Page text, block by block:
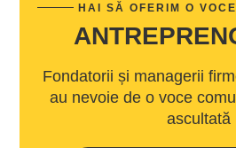
HAI SĂ OFERIM O
Fondatorii și managerii
au nevoie de o voce
ascultată